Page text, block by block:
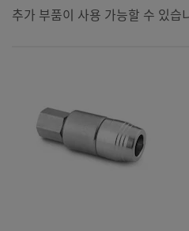
추가 부품이 사용 가능할 수 있습